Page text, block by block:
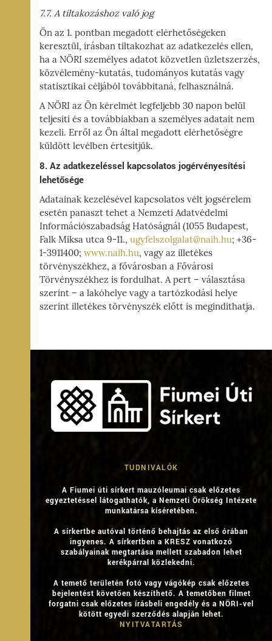
7.7. A tiltakozáshoz való jog
Ön az 1. pontban megadott elérhetőségeken
keresztül, írásban tiltakozhat az adatkezelés ellen,
ha a NÖRI személyes adatot közvetlen üzletszerzés,
közvélemény-kutatás, tudományos kutatás vagy
statisztikai céljából továbbítaná, felhasználná.
A NÖRI az Ön kérelmét legfeljebb 30 napon belül
teljesíti és a továbbiakban a személyes adatait nem
kezeli. Erről az Ön által megadott elérhetőségre
küldött levélben értesítjük.
8. Az adatkezeléssel kapcsolatos jogérvényesítési
lehetősége
Adatainak kezelésével kapcsolatos vélt jogsérelem
esetén panaszt tehet a Nemzeti Adatvédelmi
Információszabadság Hatóságnál (1055 Budapest,
Falk Miksa utca 9-11., ugyfelszolgalat@naih.hu; +36-
1-3911400; www.naih.hu, vagy az illetékes
törvényszékhez, a fővárosban a Fővárosi
Törvényszékhez is fordulhat. A pert – választása
szerint – a lakóhelye vagy a tartózkodási helye
szerint illetékes törvényszék előtt is megindíthatja.
TUDNIVALÓK
A Fiumei úti sírkert mauzóleumai csak előzetes
egyeztetéssel látogathatók, a Nemzeti Örökség Intézete
munkatársa kíséretében.
A sírkertbe autóval történő behajtás az első órában
ingyenes. A sírkertben a KRESZ vonatkozó
szabályainak megtartása mellett szabadon lehet
kerékpárral közlekedni.
A temető területén fotó vagy vágókép csak előzetes
bejelentést követően készíthető. A temetőben filmet
forgatni csak előzetes írásbeli engedély és a NÖRI-vel
kötött egyedi szerződés alapján lehet.
NYITVATARTÁS